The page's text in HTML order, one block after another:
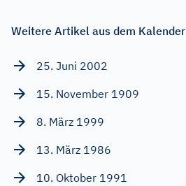
Weitere Artikel aus dem Kalender
25. Juni 2002
15. November 1909
8. März 1999
13. März 1986
10. Oktober 1991